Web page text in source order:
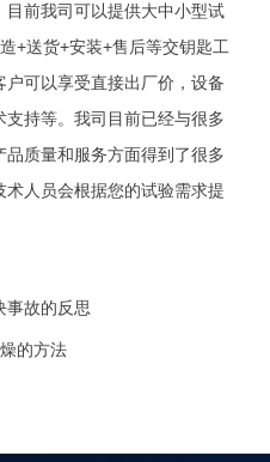
前我司可以提供大中小型试
+送货+安装+售后等交钥匙工
可以享受直接出厂价，设备
持等。我司目前已经与很多
质量和服务方面得到了很多
人员会根据您的试验需求提
事故的反思
的方法